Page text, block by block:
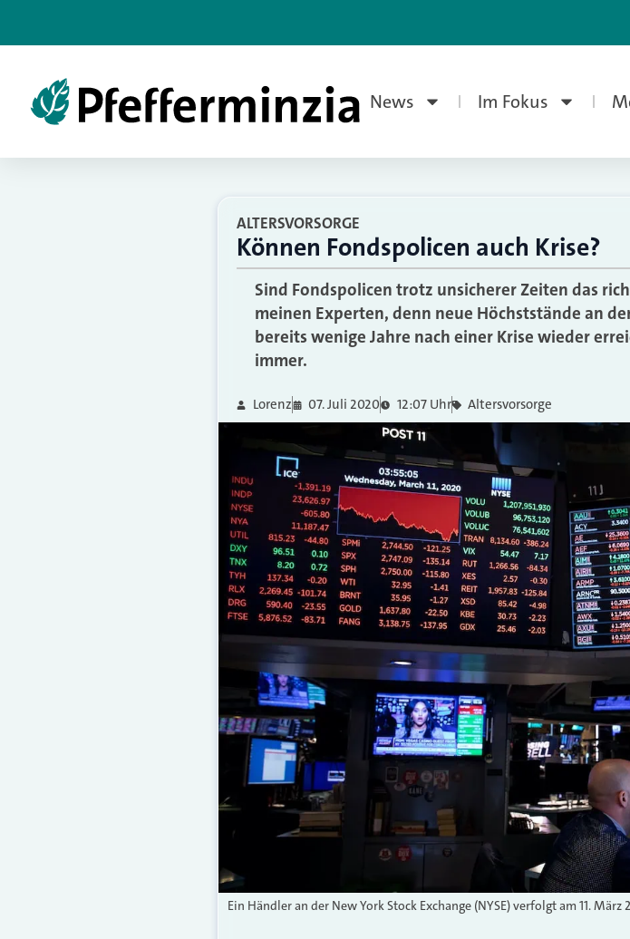
News Im Fokus
ALTERSVORSORGE
Können Fondspolicen auch Krise?
Sind Fondspolicen trotz unsicherer Zeiten das
meinen Experten, denn neue Höchststände an
bereits wenige Jahre nach einer Krise wieder
immer.
Lorenz 07. Juli 2020 12:07 Uhr Altersvorsorge
Ein Händler an der New York Stock Exchange (NYSE) verfolgt am 11.